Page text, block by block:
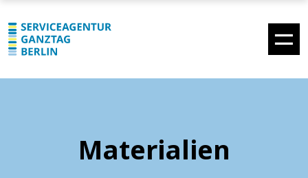
Materialien